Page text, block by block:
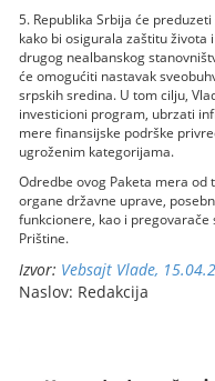
5. Republika Srbija će
kako bi osigurala zaštitu života
drugog nealbanskog
će omogućiti nastavak
srpskih sredina. U tom cilju,
investicioni program, ubrzati
mere finansijske podrške
ugroženim kategorijama.
Odredbe ovog Paketa mera od
organe državne uprave,
funkcionere, kao i
Prištine.
Izvor: Vebsajt Vlade,
Naslov: Redakcija